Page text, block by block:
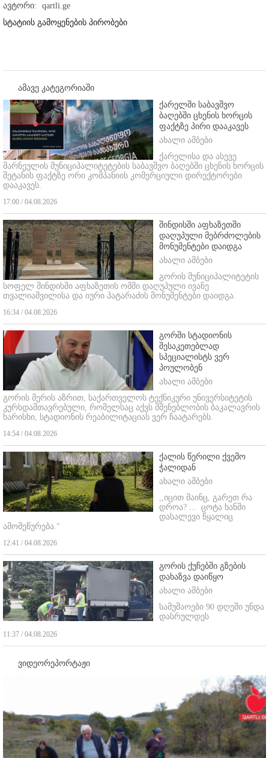
ავტორი:
qartli.ge
სტატიის გამოყენების პირობები
ამავე კატეგორიაში
ქარელში საბავშვო
ბაღებში ცხენის ხორცის
ფაქტზე პირი დააკავეს
ახალი ამბები
ქარელისა და ასევე
მარნეულის მუნიციპალიტეტების საბავშვო ბაღებში ცხენის ხორცის
შეტანის ფაქტზე ორი კომპანიის კომერციული დირექტორები
დააკავეს.
17:00 / 04.08.2026
შინდისში აფხაზეთში
დაღუპული მებრძოლების
მონუმენტები დაიდგა
ახალი ამბები
გორის მუნიციპალიტეტის
სოფელ შინდისში აფხაზეთის ომში დაღუპული ივანე
თვალიაშვილისა და იური პატარაძის მონუმენტები დაიდგა.
16:34 / 04.08.2026
გორში სტადიონის
შესაკეთებლად
სპეციალისტს ვერ
პოულობენ
ახალი ამბები
გორის მერის აზრით, საქართველოს ტექნიკური უნივერსიტეტის
კურსდამთავრებული, რომელსაც აქვს მშენებლობის ბაკალავრის
ხარისხი, სტადიონის რეაბილიტაციას ვერ ჩაატარებს.
14:54 / 04.08.2026
ქალის წერილი ქვემო
ჭალიდან
ახალი ამბები
,,იცით მაინც, გარეთ რა
დროა? ... ცოტა ხანში
დასალევი წყალიც
ამომეწურება."
12:41 / 04.08.2026
გორის ქუჩებში გზების
დახაზვა დაიწყო
ახალი ამბები
სამუშაოები 90 დღეში უნდა
დასრულდეს
11:37 / 04.08.2026
ვიდეორეპორტაჟი